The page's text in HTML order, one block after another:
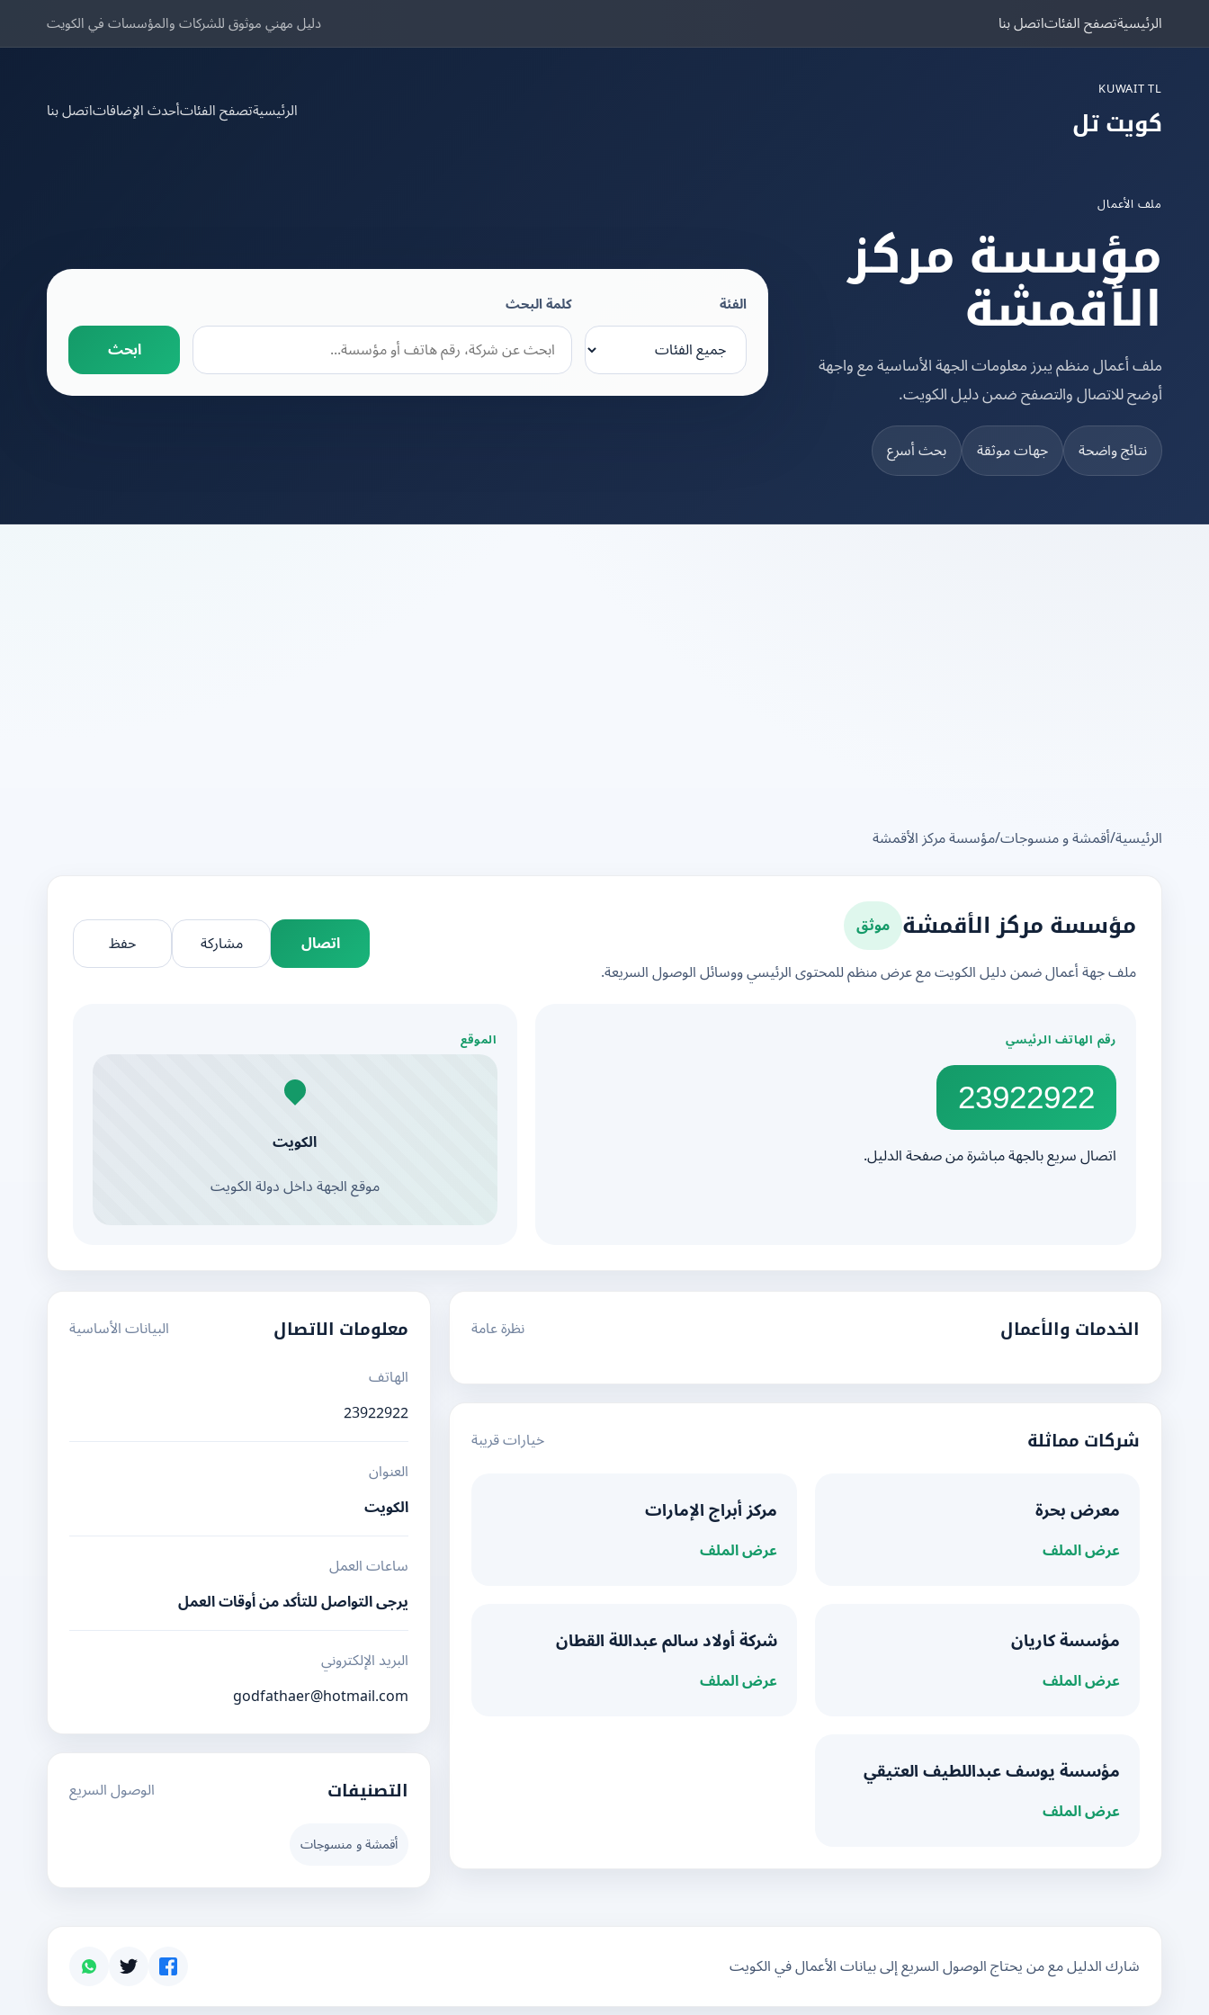
الرئيسيةتصفح الفئاتاتصل بنا دليل مهني موثوق للشركات والمؤسسات في الكويت
KUWAIT TL
كويت تل
الرئيسيةتصفح الفئاتأحدث الإضافاتاتصل بنا
ملف الأعمال
مؤسسة مركز
الأقمشة
ملف أعمال منظم يبرز معلومات الجهة الأساسية مع واجهة
أوضح للاتصال والتصفح ضمن دليل الكويت.
نتائج واضحة جهات موثقة بحث أسرع
الفئة كلمة البحث
ابحث
الرئيسية/أقمشة و منسوجات/مؤسسة مركز الأقمشة
مؤسسة مركز الأقمشة موثق
ملف جهة أعمال ضمن دليل الكويت مع عرض منظم للمحتوى الرئيسي ووسائل الوصول السريعة.
اتصال مشاركة حفظ
رقم الهاتف الرئيسي
23922922
اتصال سريع بالجهة مباشرة من صفحة الدليل.
الموقع
الكويت
موقع الجهة داخل دولة الكويت
الخدمات والأعمال نظرة عامة
شركات مماثلة خيارات قريبة
معرض بحرة
عرض الملف
مركز أبراج الإمارات
عرض الملف
مؤسسة كاريان
عرض الملف
شركة أولاد سالم عبداللة القطان
عرض الملف
مؤسسة يوسف عبداللطيف العتيقي
عرض الملف
معلومات الاتصال
البيانات الأساسية
الهاتف
23922922
العنوان
الكويت
ساعات العمل
يرجى التواصل للتأكد من أوقات العمل
البريد الإلكتروني
godfathaer@hotmail.com
التصنيفات الوصول السريع
أقمشة و منسوجات
شارك الدليل مع من يحتاج الوصول السريع إلى بيانات الأعمال في الكويت